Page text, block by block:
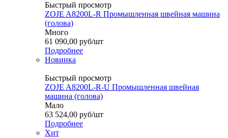
Быстрый просмотр
ZOJE A8200L-R Промышленная швейная машина
(голова)
Много
61 090,00 руб/шт
Подробнее
Новинка
Быстрый просмотр
ZOJE A8200L-R-U Промышленная швейная
машина (голова)
Мало
63 524,00 руб/шт
Подробнее
Хит